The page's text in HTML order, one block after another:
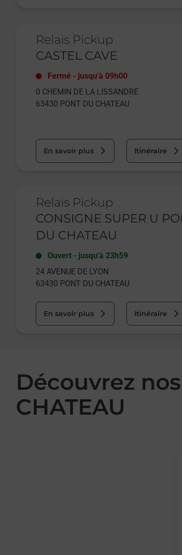
Relais Pickup
CASTEL CAVE
Fermé - jusqu'à 09h00
0 CHEMIN DE LA LISSANDRE
63430 PONT DU CHATEAU
En savoir plus Itinéraire
Relais Pickup
CONSIGNE SUPER U
DU CHATEAU
Ouvert - jusqu'à 23h59
24 AVENUE DE LYON
63430 PONT DU CHATEAU
En savoir plus Itinéraire
Découvrez
CHATEAU